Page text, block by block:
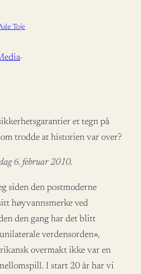
Toje
·
et tegn på
trodde at historien var over?
6. februar 2010.
siden den postmoderne
høyvannsmerke ved
den gang har det blitt
verdensorden»,
overmakt ikke var en
I start 20 år har vi